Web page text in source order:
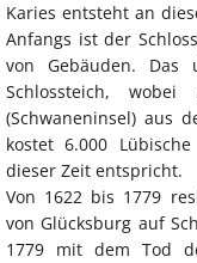
Karies entsteht an
Anfangs ist der
von Gebäuden.
Schlossteich,
(Schwaneninsel) aus
kostet 6.000
dieser Zeit entspricht.
Von 1622 bis 1779
von Glücksburg auf
1779 mit dem Tod